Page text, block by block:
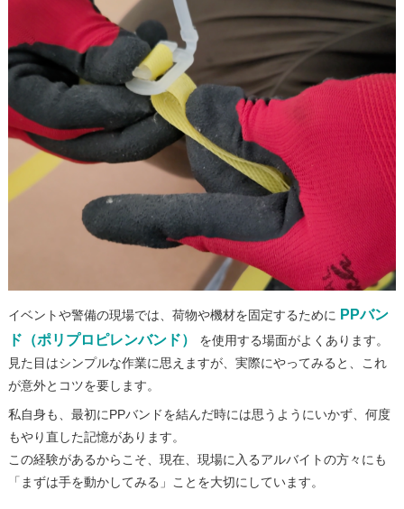
イベントや警備の現場では、荷物や機材を固定するために PPバン
ド（ポリプロピレンバンド）
を使用する場面がよくあります。
見た目はシンプルな作業に思えますが、実際にやってみると、これ
が意外とコツを要します。
私自身も、最初にPPバンドを結んだ時には思うようにいかず、何度
もやり直した記憶があります。
この経験があるからこそ、現在、現場に入るアルバイトの方々にも
「まずは手を動かしてみる」ことを大切にしています。